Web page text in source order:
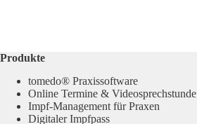
Produkte
tomedo® Praxissoftware
Online Termine & Videosprechstunde
Impf-Management für Praxen
Digitaler Impfpass